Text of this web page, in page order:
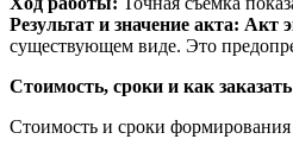
Результат и значение акта: Акт
существующем виде. Это
Стоимость, сроки и как
Стоимость и сроки формирования